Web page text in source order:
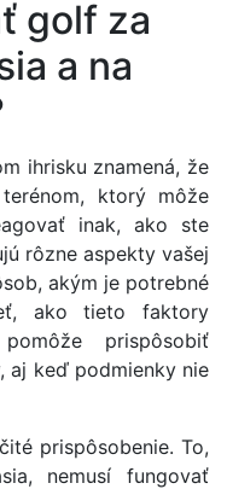
golf za
a na
ihrisku znamená, že
ktorý môže
inak, ako ste
rôzne aspekty vašej
akým je potrebné
ako tieto faktory
prispôsobiť
aj keď podmienky nie
prispôsobenie. To,
nemusí fungovať